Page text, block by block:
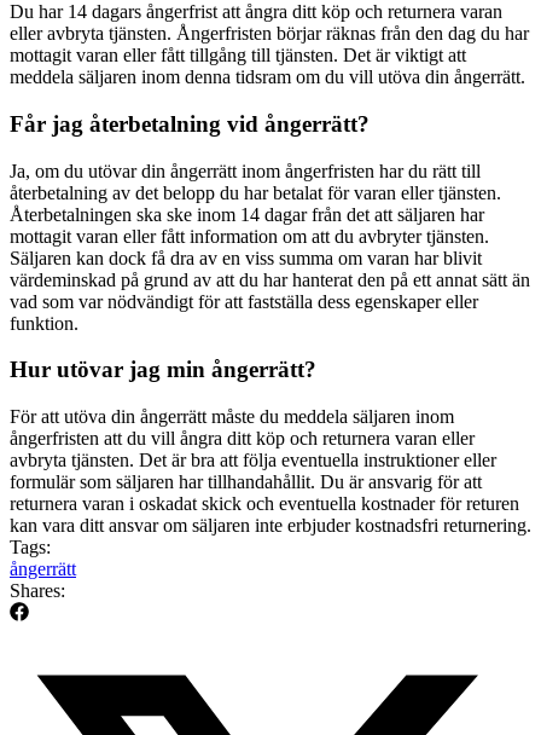
Du har 14 dagars ångerfrist att ångra ditt köp och returnera varan
eller avbryta tjänsten. Ångerfristen börjar räknas från den dag du har
mottagit varan eller fått tillgång till tjänsten. Det är viktigt att
meddela säljaren inom denna tidsram om du vill utöva din ångerrätt.
Får jag återbetalning vid ångerrätt?
Ja, om du utövar din ångerrätt inom ångerfristen har du rätt till
återbetalning av det belopp du har betalat för varan eller tjänsten.
Återbetalningen ska ske inom 14 dagar från det att säljaren har
mottagit varan eller fått information om att du avbryter tjänsten.
Säljaren kan dock få dra av en viss summa om varan har blivit
värdeminskad på grund av att du har hanterat den på ett annat sätt än
vad som var nödvändigt för att fastställa dess egenskaper eller
funktion.
Hur utövar jag min ångerrätt?
För att utöva din ångerrätt måste du meddela säljaren inom
ångerfristen att du vill ångra ditt köp och returnera varan eller
avbryta tjänsten. Det är bra att följa eventuella instruktioner eller
formulär som säljaren har tillhandahållit. Du är ansvarig för att
returnera varan i oskadat skick och eventuella kostnader för returen
kan vara ditt ansvar om säljaren inte erbjuder kostnadsfri returnering.
Tags:
ångerrätt
Shares: